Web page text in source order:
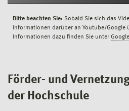
Bitte beachten Sie: Sobald Sie sich das
Informationen darüber an Youtube/Google
Informationen dazu finden Sie unter
Förder- und
der Hochschule